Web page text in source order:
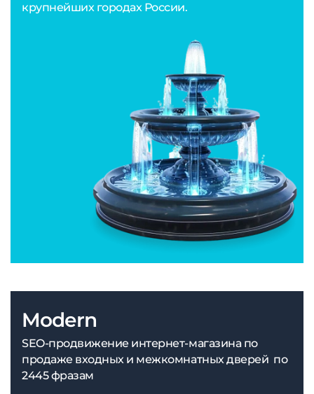
крупнейших городах России.
Modern
SEO-продвижение интернет-магазина по
продаже входных и межкомнатных дверей по
2445 фразам